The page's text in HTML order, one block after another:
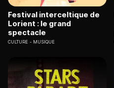
Festival interceltique de
Lorient : le grand
spectacle
CULTURE MUSIQUE